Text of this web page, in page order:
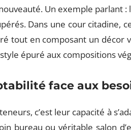
Un exemple parlant
Dans une cour citadine,
tout en composant un décor
épuré aux compositions
face aux
c’est leur capacité à
bureau ou véritable salon